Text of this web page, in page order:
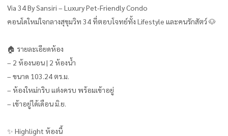
Via 34 By Sansiri – Luxury Pet-Friendly Condo
คอนโดใหม่ใจกลางสุขุมวิท 34 ที่ตอบโจทย์ทั้ง Lifestyle และคนรักสัตว์ 🐶
🏠 รายละเอียดห้อง
– 2 ห้องนอน | 2 ห้องน้ำ
– ขนาด 103.24 ตร.ม.
– ห้องใหม่กริบ แต่งครบ พร้อมเข้าอยู่
– เข้าอยู่ได้เดือน มิ.ย.
✨ Highlight ห้องนี้